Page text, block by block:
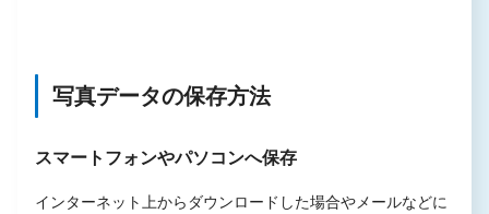
写真データの保存方法
スマートフォンやパソコンへ保存
インターネット上からダウンロードした場合やメールなどに